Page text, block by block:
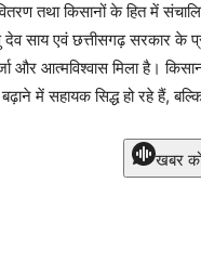
तथा किसानों के हित में
देव साय एवं छत्तीसगढ़ सरकार के
और आत्मविश्वास मिला है।
में सहायक सिद्ध हो रहे हैं,
खबर